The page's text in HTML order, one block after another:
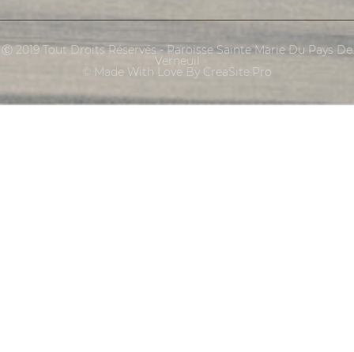
Ⓒ 2019 Tout Droits Réservés - Paroisse Sainte Marie Du Pays De
Verneuil
© Made With Love By CreaSite.Pro